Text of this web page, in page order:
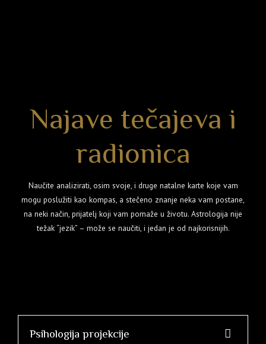
Najave tečajeva i
radionica
Naučite analizirati, osim svoje, i druge natalne karte koje vam
mogu poslužiti kao kompas, a stečeno znanje neka vam postane,
na neki način, prijatelj koji vam pomaže u životu. Astrologija nije
težak “jezik” – može se naučiti, i jedan je od najkorisnijih.
Psihologija projekcije